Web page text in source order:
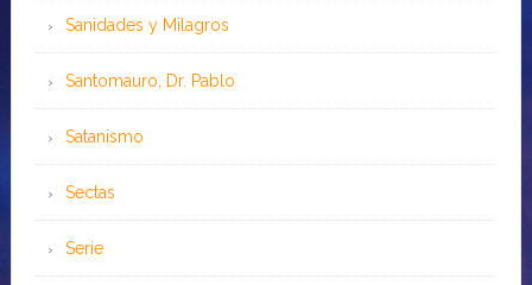
Sanidades y Milagros
Santomauro, Dr. Pablo
Satanismo
Sectas
Serie